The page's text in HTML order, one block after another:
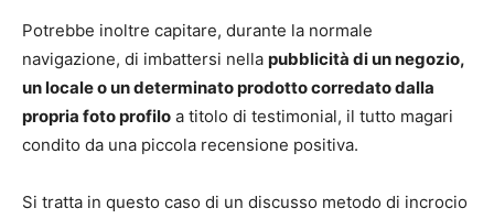
Potrebbe inoltre capitare, durante la normale
navigazione, di imbattersi nella pubblicità di un negozio,
un locale o un determinato prodotto corredato dalla
propria foto profilo a titolo di testimonial, il tutto magari
condito da una piccola recensione positiva.
Si tratta in questo caso di un discusso metodo di incrocio